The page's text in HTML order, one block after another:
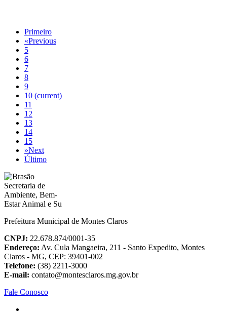
Primeiro
«Previous
5
6
7
8
9
10 (current)
11
12
13
14
15
»Next
Último
Prefeitura Municipal de Montes Claros
CNPJ: 22.678.874/0001-35
Endereço: Av. Cula Mangaeira, 211 - Santo Expedito, Montes
Claros - MG, CEP: 39401-002
Telefone: (38) 2211-3000
E-mail: contato@montesclaros.mg.gov.br
Fale Conosco